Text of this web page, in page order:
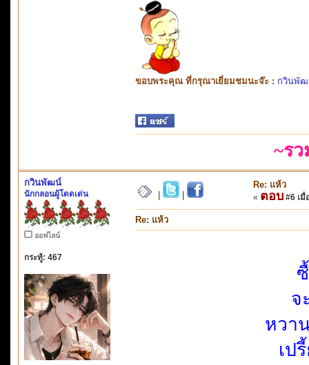
ขอบพระคุณ ที่กรุณาเยี่ยมชมนะจ๊ะ : กวินพั
~ร
กวินพัฒน์
นักกลอนผู้โดดเด่น
ออฟไลน์
กระทู้: 467
Re: แห้ว
« ตอบ #6 เมื่
Re: แห้ว
จ
หวา
เป